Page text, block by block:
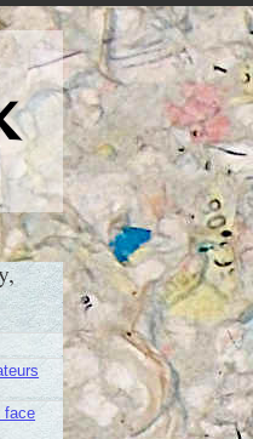
face